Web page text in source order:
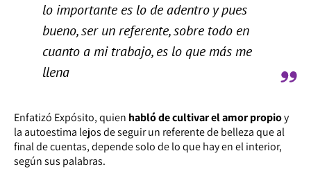
lo importante es lo de adentro y pues
bueno, ser un referente, sobre todo en
cuanto a mi trabajo, es lo que más me
llena
Enfatizó Expósito, quien habló de cultivar el amor propioy
la autoestima lejos de seguir un referente de belleza que al
final de cuentas, depende solo de lo que hay en el interior,
según sus palabras.